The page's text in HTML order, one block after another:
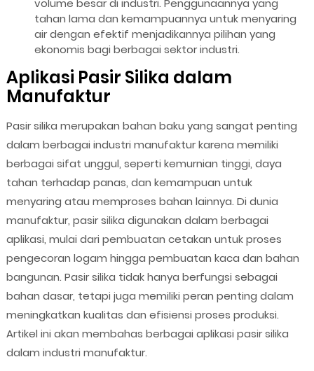
volume besar di industri. Penggunaannya yang
tahan lama dan kemampuannya untuk menyaring
air dengan efektif menjadikannya pilihan yang
ekonomis bagi berbagai sektor industri.
Aplikasi Pasir Silika dalam
Manufaktur
Pasir silika merupakan bahan baku yang sangat penting
dalam berbagai industri manufaktur karena memiliki
berbagai sifat unggul, seperti kemurnian tinggi, daya
tahan terhadap panas, dan kemampuan untuk
menyaring atau memproses bahan lainnya. Di dunia
manufaktur, pasir silika digunakan dalam berbagai
aplikasi, mulai dari pembuatan cetakan untuk proses
pengecoran logam hingga pembuatan kaca dan bahan
bangunan. Pasir silika tidak hanya berfungsi sebagai
bahan dasar, tetapi juga memiliki peran penting dalam
meningkatkan kualitas dan efisiensi proses produksi.
Artikel ini akan membahas berbagai aplikasi pasir silika
dalam industri manufaktur.